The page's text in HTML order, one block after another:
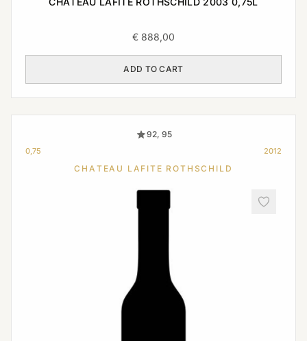
€ 888,00
ADD TO CART
92, 95
0,75 2012
CHATEAU LAFITE ROTHSCHILD